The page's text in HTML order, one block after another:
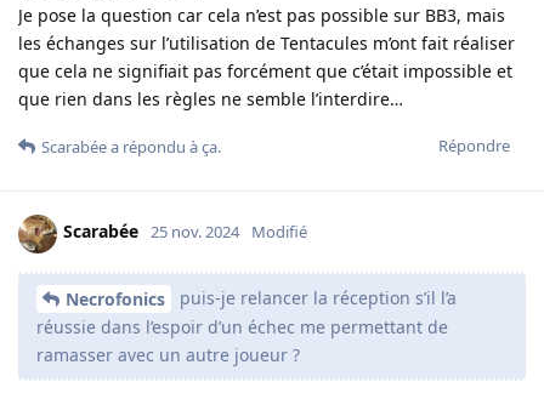
Je pose la question car cela n’est pas possible sur BB3, mais
les échanges sur l’utilisation de Tentacules m’ont fait réaliser
que cela ne signifiait pas forcément que c’était impossible et
que rien dans les règles ne semble l’interdire…
Répondre
Scarabéea répondu à ça.
Scarabée 25 nov. 2024 Modifié
Necrofonics
puis-je relancer la réception s’il l’a
réussie dans l’espoir d’un échec me permettant de
ramasser avec un autre joueur ?